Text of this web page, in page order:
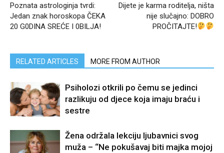
Poznata astrologinja tvrdi:
Jedan znak horoskopa ČEKA
20 G0DINA SREĆE I 0BILJA!
Dijete je karma roditelja, ništa
nije slučajno: DOBRO
PROČITAJTE!
RELATED ARTICLES MORE FROM AUTHOR
Psiholozi otkrili po čemu se jedinci
razlikuju od djece koja imaju braću i
sestre
Žena održala lekciju ljubavnici svog
muža – “Ne pokušavaj biti majka mojoj